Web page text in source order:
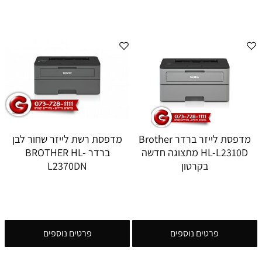
מדפסת לייזר ברדר Brother
HL-L2310D מתצוגה חדשה
בקרטון
פרטים נוספים
מדפסת רשת לייזר שחור לבן
ברדר BROTHER HL-
L2370DN
פרטים נוספים